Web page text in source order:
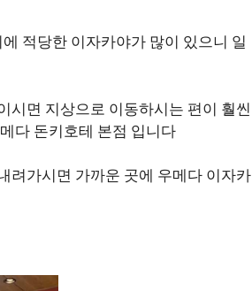
적당한 이자카야가 많이 있으니 일
시면 지상으로 이동하시는 편이 훨씬
다 돈키호테 본점 입니다
려가시면 가까운 곳에 우메다 이자카